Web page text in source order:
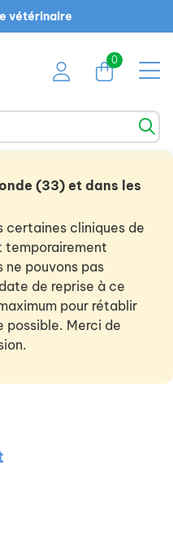
vétérinaire
0
(33) et dans les
certaines cliniques de
temporairement
ne pouvons pas
de reprise à ce
pour rétablir
possible. Merci de